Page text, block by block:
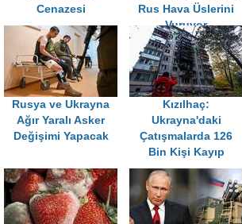
Cenazesi
Rus Hava Üslerini
Vuruyor
Rusya ve Ukrayna
Ağır Yaralı Asker
Değişimi Yapacak
Kızılhaç:
Ukrayna'daki
Çatışmalarda 126
Bin Kişi Kayıp